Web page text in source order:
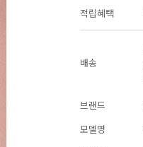
적립혜택
배송
브랜드
모델명